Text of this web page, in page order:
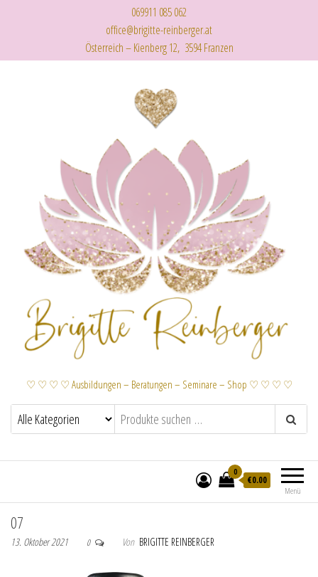
069911 085 062
office@brigitte-reinberger.at
Österreich – Kienberg 12, 3594 Franzen
♡ ♡ ♡ ♡ Ausbildungen – Beratungen – Seminare – Shop ♡ ♡ ♡ ♡
Menü
0
€0.00
07
13. Oktober 2021 0 Von BRIGITTE REINBERGER